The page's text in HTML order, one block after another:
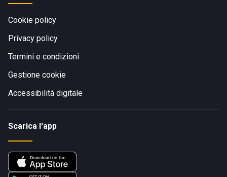
Cookie policy
Privacy policy
Termini e condizioni
Gestione cookie
Accessibilità digitale
Scarica l'app